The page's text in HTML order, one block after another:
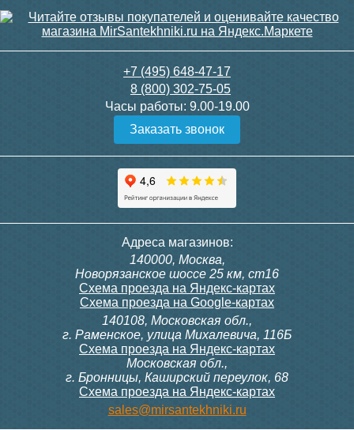
+7 (495) 648-47-17
8 (800) 302-75-05
Часы работы: 9.00-19.00
Заказать звонок
Адреса магазинов:
140000, Москва,
Новорязанское шоссе 25 км, ст16
Схема проезда на Яндекс-картах
Схема проезда на Google-картах
140108, Московская обл.,
г. Раменское, улица Михалевича, 116Б
Схема проезда на Яндекс-картах
Московская обл.,
г. Бронницы, Каширский переулок, 68
Схема проезда на Яндекс-картах
sales@mirsantekhniki.ru